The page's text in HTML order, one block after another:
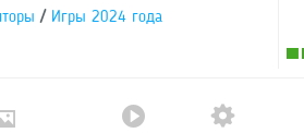
/ Игры 2024 года